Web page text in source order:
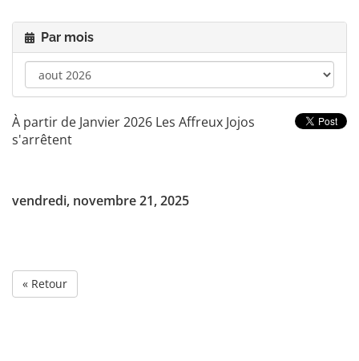
Par mois
À partir de Janvier 2026 Les Affreux Jojos
s'arrêtent
vendredi, novembre 21, 2025
« Retour